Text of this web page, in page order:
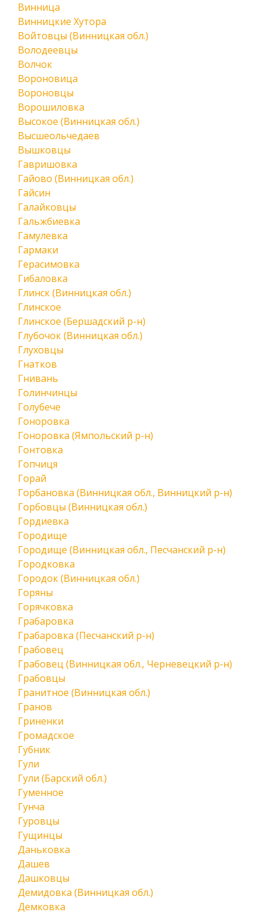
Винница
Винницкие Хутора
Войтовцы (Винницкая обл.)
Володеевцы
Волчок
Вороновица
Вороновцы
Ворошиловка
Высокое (Винницкая обл.)
Высшеольчедаев
Вышковцы
Гавришовка
Гайово (Винницкая обл.)
Гайсин
Галайковцы
Гальжбиевка
Гамулевка
Гармаки
Герасимовка
Гибаловка
Глинск (Винницкая обл.)
Глинское
Глинское (Бершадский р-н)
Глубочок (Винницкая обл.)
Глуховцы
Гнатков
Гнивань
Голинчинцы
Голубече
Гоноровка
Гоноровка (Ямпольский р-н)
Гонтовка
Гопчиця
Горай
Горбановка (Винницкая обл., Винницкий р-н)
Горбовцы (Винницкая обл.)
Гордиевка
Городище
Городище (Винницкая обл., Песчанский р-н)
Городковка
Городок (Винницкая обл.)
Горяны
Горячковка
Грабаровка
Грабаровка (Песчанский р-н)
Грабовец
Грабовец (Винницкая обл., Черневецкий р-н)
Грабовцы
Гранитное (Винницкая обл.)
Гранов
Гриненки
Громадское
Губник
Гули
Гули (Барский обл.)
Гуменное
Гунча
Гуровцы
Гущинцы
Даньковка
Дашев
Дашковцы
Демидовка (Винницкая обл.)
Демковка